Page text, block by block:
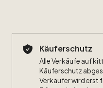
Käuferschutz
Alle Verkäufe auf
Käuferschutz
Verkäufer wird erst